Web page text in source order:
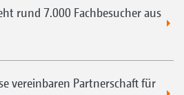
rund 7.000 Fachbesucher aus
vereinbaren Partnerschaft für